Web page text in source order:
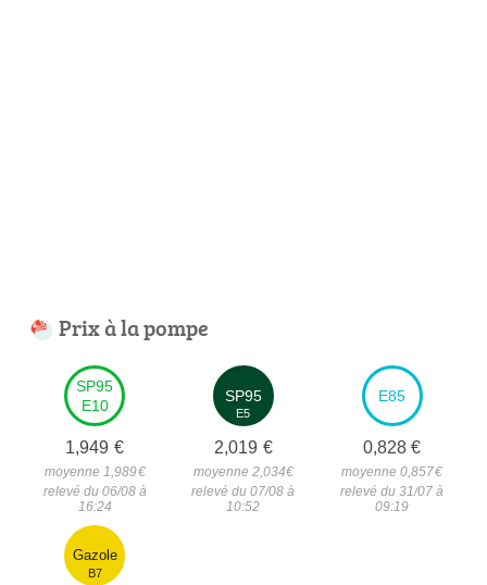
Prix à la pompe
SP95
E10
1,949 €
moyenne 1,989€
relevé du 06/08 à
16:24
SP95
E5
2,019 €
moyenne 2,034€
relevé du 07/08 à
10:52
E85
0,828 €
moyenne 0,857€
relevé du 31/07 à
09:19
Gazole
B7